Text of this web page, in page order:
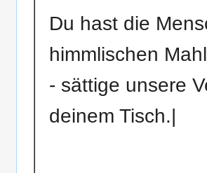
Du hast die
himmlischen
- sättige unsere
deinem Tisch.|